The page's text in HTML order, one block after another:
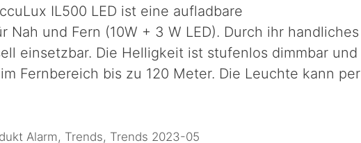
IL500 LED ist eine aufladbare
Nah und Fern (10W + 3 W LED). Durch ihr handliches
einsetzbar. Die Helligkeit ist stufenlos dimmbar und
Fernbereich bis zu 120 Meter. Die Leuchte kann per
Alarm, Trends, Trends 2023-05